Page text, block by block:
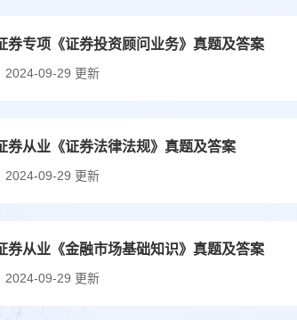
券专项《证券投资顾问业务》真题及答案
2024-09-29 更新
券从业《证券法律法规》真题及答案
2024-09-29 更新
券从业《金融市场基础知识》真题及答案
2024-09-29 更新